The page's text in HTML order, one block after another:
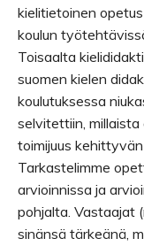
kielitietoinen
koulun
Toisaalta
suomen kielen
koulutuksessa
selvitettiin,
toimijuus
Tarkastelimme
arvioinnissa ja
pohjalta. Vastaajat
sinänsä tärkeänä,